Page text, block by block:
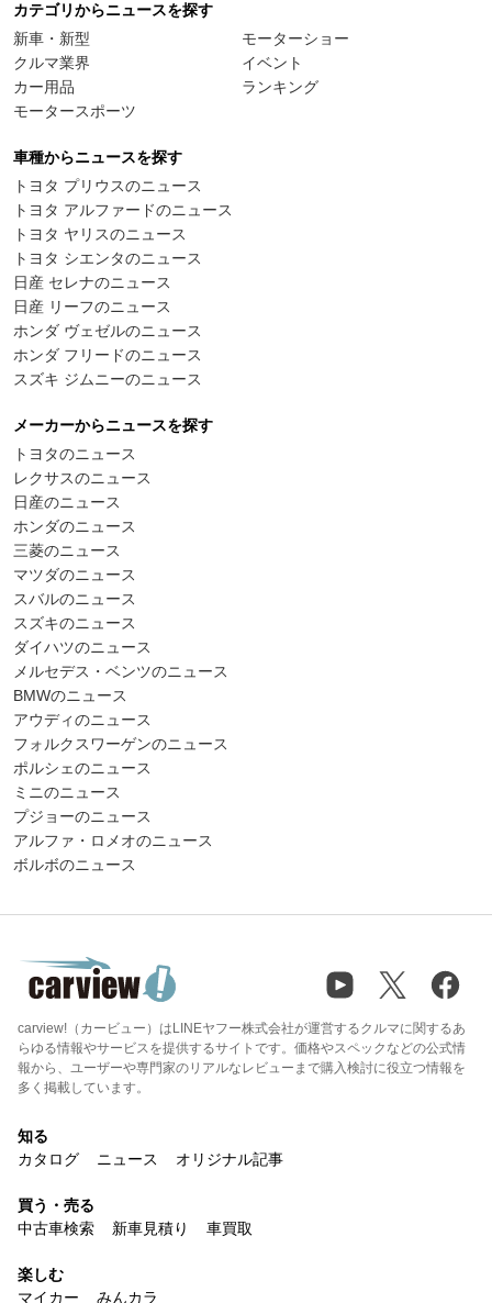
カテゴリからニュースを探す
新車・新型
クルマ業界
カー用品
モータースポーツ
モーターショー
イベント
ランキング
車種からニュースを探す
トヨタ プリウスのニュース
トヨタ アルファードのニュース
トヨタ ヤリスのニュース
トヨタ シエンタのニュース
日産 セレナのニュース
日産 リーフのニュース
ホンダ ヴェゼルのニュース
ホンダ フリードのニュース
スズキ ジムニーのニュース
メーカーからニュースを探す
トヨタのニュース
レクサスのニュース
日産のニュース
ホンダのニュース
三菱のニュース
マツダのニュース
スバルのニュース
スズキのニュース
ダイハツのニュース
メルセデス・ベンツのニュース
BMWのニュース
アウディのニュース
フォルクスワーゲンのニュース
ポルシェのニュース
ミニのニュース
プジョーのニュース
アルファ・ロメオのニュース
ボルボのニュース
carview!（カービュー）はLINEヤフー株式会社が運営するクルマに関するあ
らゆる情報やサービスを提供するサイトです。価格やスペックなどの公式情
報から、ユーザーや専門家のリアルなレビューまで購入検討に役立つ情報を
多く掲載しています。
知る
カタログ
ニュース オリジナル記事
買う・売る
中古車検索
新車見積り 車買取
楽しむ
マイカー
みんカラ